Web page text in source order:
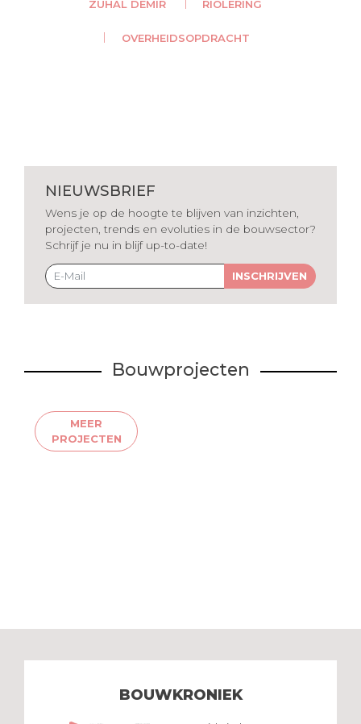
ZUHAL DEMIR RIOLERING
OVERHEIDSOPDRACHT
NIEUWSBRIEF
Wens je op de hoogte te blijven van inzichten,
projecten, trends en evoluties in de bouwsector?
Schrijf je nu in blijf up-to-date!
INSCHRIJVEN
Bouwprojecten
MEER
PROJECTEN
BOUWKRONIEK